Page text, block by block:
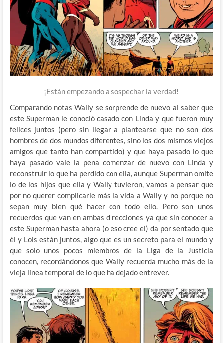
¡Están empezando a sospechar la verdad!
Comparando notas Wally se sorprende de nuevo al saber que
este Superman le conoció casado con Linda y que fueron muy
felices juntos (pero sin llegar a plantearse que no son dos
hombres de dos mundos diferentes, sino los dos mismos viejos
amigos que tanto han compartido) y que haya pasado lo que
haya pasado vale la pena comenzar de nuevo con Linda y
reconstruir lo que ha perdido con ella, aunque Superman omite
lo de los hijos que ella y Wally tuvieron, vamos a pensar que
por no querer complicarle más la vida a Wally y no porque no
sepan muy bien qué hacer con todo ello. Pero son unos
recuerdos que van en ambas direcciones ya que sin conocer a
este Superman hasta ahora (o eso cree el) da por sentado que
él y Lois están juntos, algo que es un secreto para el mundo y
que solo unos pocos miembros de la Liga de la Justicia
conocen, recordándonos que Wally recuerda mucho más de la
vieja línea temporal de lo que ha dejado entrever.